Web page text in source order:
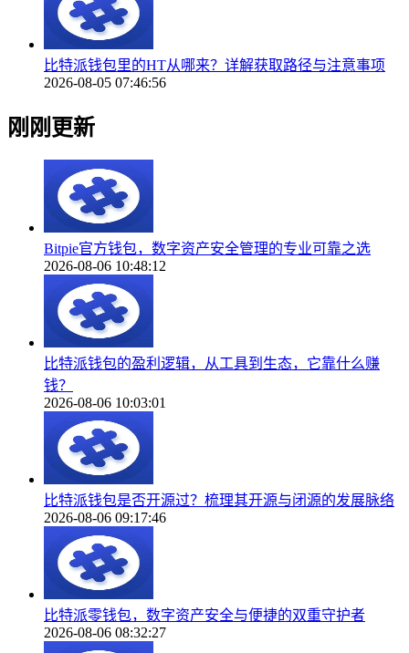
比特派钱包里的HT从哪来？详解获取路径与注意事项
2026-08-05 07:46:56
刚刚更新
Bitpie官方钱包，数字资产安全管理的专业可靠之选
2026-08-06 10:48:12
比特派钱包的盈利逻辑，从工具到生态，它靠什么赚
钱？
2026-08-06 10:03:01
比特派钱包是否开源过？梳理其开源与闭源的发展脉络
2026-08-06 09:17:46
比特派零钱包，数字资产安全与便捷的双重守护者
2026-08-06 08:32:27